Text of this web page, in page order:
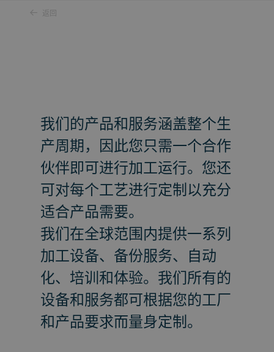
返回
我们的产品和服务涵盖整个生
产周期，因此您只需一个合作
伙伴即可进行加工运行。您还
可对每个工艺进行定制以充分
适合产品需要。
我们在全球范围内提供一系列
加工设备、备份服务、自动
化、培训和体验。我们所有的
设备和服务都可根据您的工厂
和产品要求而量身定制。